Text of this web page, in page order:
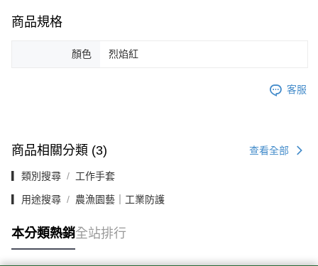
商品規格
顏色 烈焰紅
客服
商品相關分類 (3) 查看全部
▎類別搜尋 工作手套
▎用途搜尋 農漁園藝｜工業防護
本分類熱銷全站排行